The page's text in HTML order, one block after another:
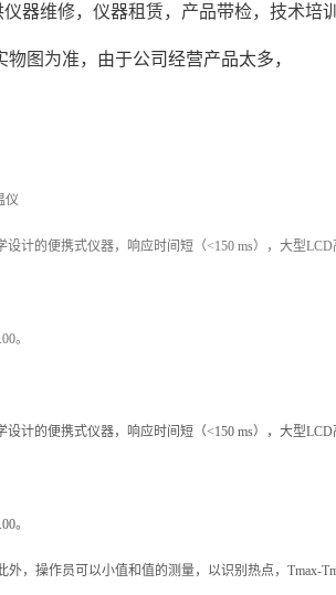
器维修， 仪器租赁， 产品带检，技术培
图为准， 由于公司经营产品太多，
仪
设计的便携式仪器，响应时间短（<150 ms），大型
。
设计的便携式仪器，响应时间短（<150 ms），大型
。
，操作员可以小值和值的测量，以识别热点，Tmax-